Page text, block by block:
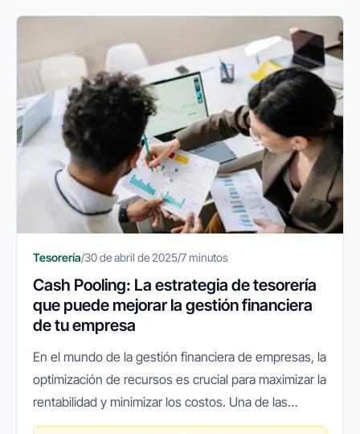
eficiencia operativa y la...
Tesorería/30 de abril de 2025/7 minutos
Cash Pooling: La estrategia de tesorería
que puede mejorar la gestión financiera
de tu empresa
En el mundo de la gestión financiera de empresas, la
optimización de recursos es crucial para maximizar la
rentabilidad y minimizar los costos. Una de las
soluciones más efectivas para lograr esto es el cash